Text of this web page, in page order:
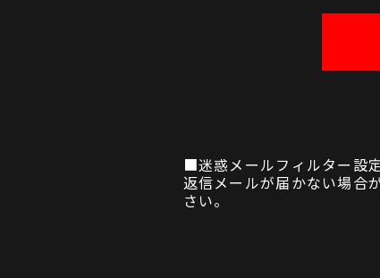
■迷惑メールフィルター設
返信メールが届かない場合
さい。